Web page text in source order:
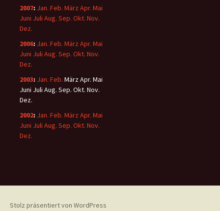
2007: Jan. Feb. März Apr. Mai
Juni Juli Aug. Sep. Okt. Nov.
Dez.
2006: Jan. Feb. März Apr. Mai
Juni Juli Aug. Sep. Okt. Nov.
Dez.
2003: Jan. Feb. MärzApr. Mai
Juni Juli Aug. Sep. Okt. Nov.
Dez.
2002: Jan. Feb. März Apr. Mai
Juni Juli Aug. Sep. Okt. Nov.
Dez.
Stolz präsentiert von WordPress